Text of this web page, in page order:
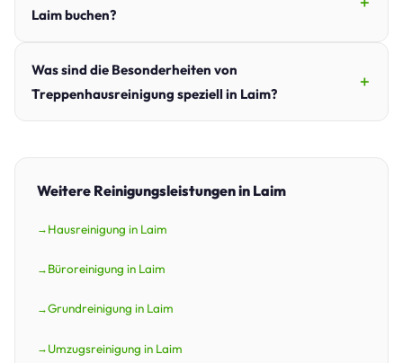
Laim buchen?
Was sind die Besonderheiten von
Treppenhausreinigung speziell in Laim?
Weitere Reinigungsleistungen in Laim
Hausreinigung in Laim
Büroreinigung in Laim
Grundreinigung in Laim
Umzugsreinigung in Laim